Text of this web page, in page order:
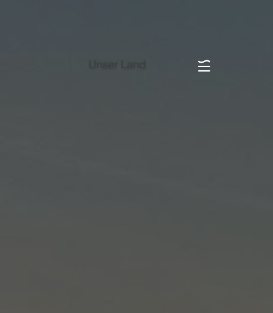
Unser Land